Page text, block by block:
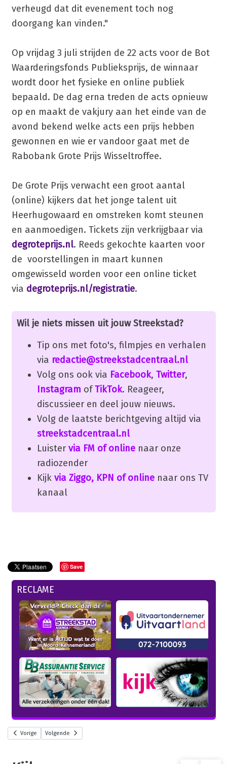
verheugd dat dit evenement toch nog
doorgang kan vinden."
Op vrijdag 3 juli strijden de 22 acts voor de Bot
Waarderingsfonds Publieksprijs, de winnaar
wordt door het fysieke en online publiek
bepaald. De dag erna treden de acts opnieuw
op en maakt de vakjury aan het einde van de
avond bekend welke acts een prijs hebben
gewonnen en wie er vandoor gaat met de
Rabobank Grote Prijs Wisseltroffee.
De Grote Prijs verwacht een groot aantal
(online) kijkers dat het jonge talent uit
Heerhugowaard en omstreken komt steunen
en aanmoedigen. Tickets zijn verkrijgbaar via
degroteprijs.nl. Reeds gekochte kaarten voor
de voorstellingen in maart kunnen
omgewisseld worden voor een online ticket
via degroteprijs.nl/registratie.
Wil je niets missen uit jouw Streekstad?
Tip ons met foto's, filmpjes en verhalen
via redactie@streekstadcentraal.nl
Volg ons ook via Facebook, Twitter,
Instagram ofTikTok. Reageer,
discussieer en deel jouw nieuws.
Volg de laatste berichtgeving altijd via
streekstadcentraal.nl
Luister via FM of onlinenaar onze
radiozender
Kijk via Ziggo, KPN of onlinenaar ons TV
kanaal
Save
RECLAME
Vorige Volgende